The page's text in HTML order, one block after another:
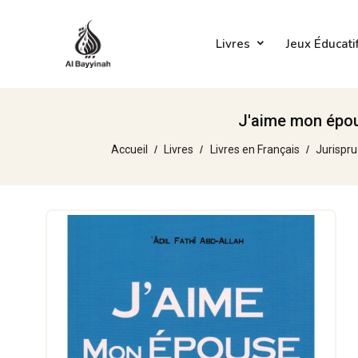
Livres Jeux
J'aime mon
Accueil Livres Livres en Français